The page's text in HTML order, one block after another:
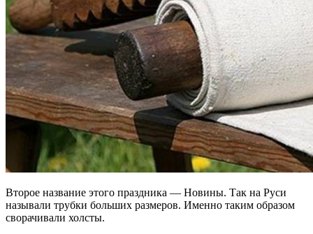
Второе название этого праздника ― Новины. Так на Руси
называли трубки больших размеров. Именно таким образом
сворачивали холсты.